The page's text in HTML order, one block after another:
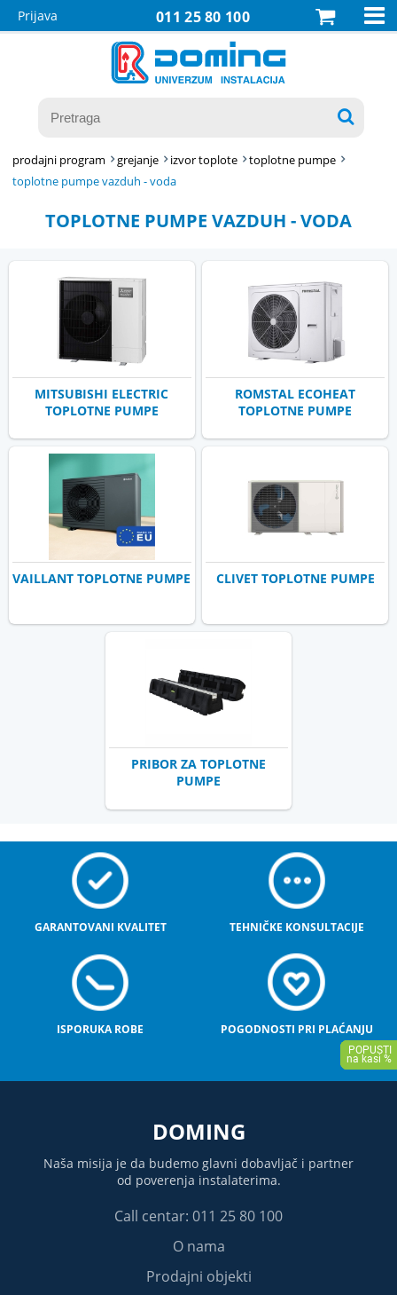
011 25 80 100
Prijava 

prodajni program grejanje izvor toplote
toplotne pumpe
toplotne pumpe vazduh - voda
TOPLOTNE PUMPE VAZDUH - VODA
MITSUBISHI ELECTRIC
TOPLOTNE PUMPE
ROMSTAL ECOHEAT
TOPLOTNE PUMPE
VAILLANT TOPLOTNE PUMPE CLIVET TOPLOTNE PUMPE
PRIBOR ZA TOPLOTNE
PUMPE
GARANTOVANI KVALITET TEHNIČKE KONSULTACIJE
ISPORUKA ROBE POGODNOSTI PRI PLAĆANJU
DOMING
Naša misija je da budemo glavni dobavljač i partner
od poverenja instalaterima.
Call centar: 011 25 80 100
O nama
Prodajni objekti